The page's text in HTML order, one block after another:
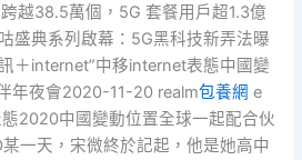
越38.5萬個，5G 套餐用戶超1.3億
盛典系列啟幕：5G黑科技新弄法曝
＋internet”中移internet表態中國變
年夜會2020-11-20 realm包養網 e
2020中國變動位置全球一起配合伙
一天，宋微終於記起，他是她高中